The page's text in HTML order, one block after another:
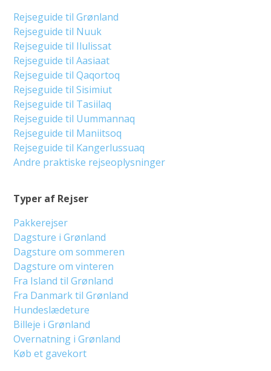
Typer af Rejser
Pakkerejser
Dagsture i Grønland
Dagsture om sommeren
Dagsture om vinteren
Fra Island til Grønland
Fra Danmark til Grønland
Hundeslædeture
Billeje i Grønland
Overnatning i Grønland
Køb et gavekort
Rejseguide til Grønland
Rejseguide til Nuuk
Rejseguide til Ilulissat
Rejseguide til Aasiaat
Rejseguide til Qaqortoq
Rejseguide til Sisimiut
Rejseguide til Tasiilaq
Rejseguide til Uummannaq
Rejseguide til Maniitsoq
Rejseguide til Kangerlussuaq
Andre praktiske rejseoplysninger